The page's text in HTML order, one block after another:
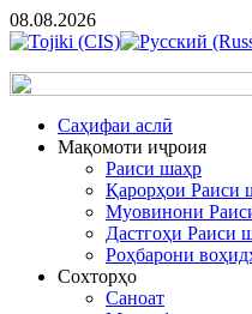
08.08.2026
Cаҳифаи аслӣ
Мақомоти иҷроия
Раиси шаҳр
Қарорҳои Раиси
Муовинони
Дастгоҳи Раиси
Роҳбарони
Сохторҳо
Саноат